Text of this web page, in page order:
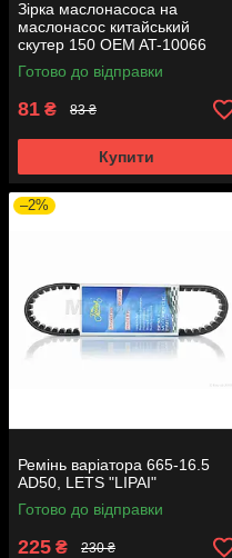
Зірка маслонасоса на
маслонасос китайський
скутер 150 OEM AT-10066
Готово до відправки
81 ₴ 83 ₴
Купити
–2%
Ремінь варіатора 665-16.5
AD50, LETS "LIPAI"
Готово до відправки
225 ₴ 230 ₴